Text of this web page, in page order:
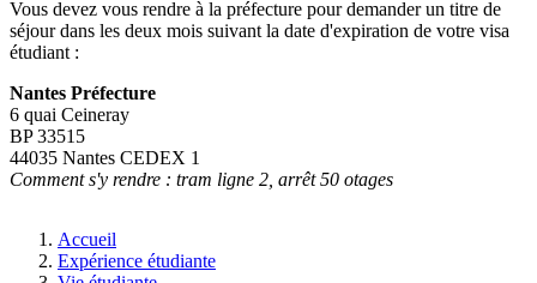
Vous devez vous rendre à la préfecture pour demander un titre de
séjour dans les deux mois suivant la date d'expiration de votre visa
étudiant :
Nantes Préfecture
6 quai Ceineray
BP 33515
44035 Nantes CEDEX 1
Comment s'y rendre : tram ligne 2, arrêt 50 otages
d'Ariane
Accueil
Expérience étudiante